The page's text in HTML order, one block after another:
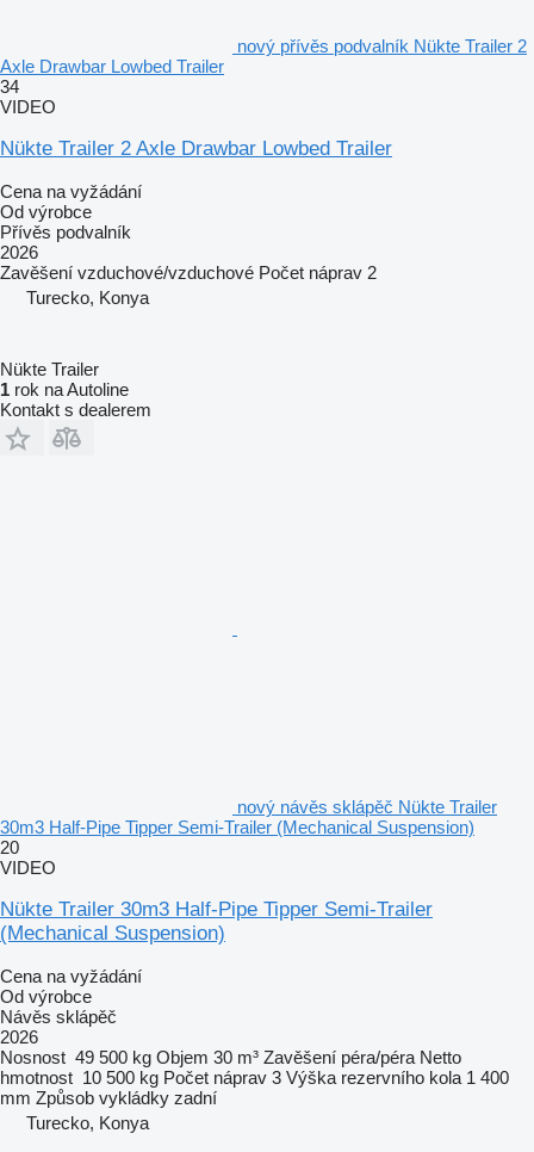
nový přívěs podvalník Nükte Trailer 2
Axle Drawbar Lowbed Trailer
34
VIDEO
Nükte Trailer 2 Axle Drawbar Lowbed Trailer
Cena na vyžádání
Od výrobce
Přívěs podvalník
2026
Zavěšení vzduchové/vzduchové Počet náprav 2
Turecko, Konya
Nükte Trailer
1 rok na Autoline
Kontakt s dealerem
nový návěs sklápěč Nükte Trailer
30m3 Half-Pipe Tipper Semi-Trailer (Mechanical Suspension)
20
VIDEO
Nükte Trailer 30m3 Half-Pipe Tipper Semi-Trailer
(Mechanical Suspension)
Cena na vyžádání
Od výrobce
Návěs sklápěč
2026
Nosnost 49 500 kg Objem 30 m³ Zavěšení péra/péra Netto
hmotnost 10 500 kg Počet náprav 3 Výška rezervního kola 1 400
mm Způsob vykládky zadní
Turecko, Konya